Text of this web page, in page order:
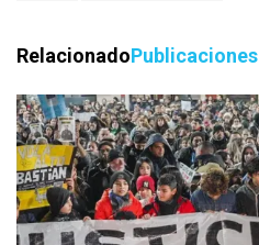
RelacionadoPublicaciones